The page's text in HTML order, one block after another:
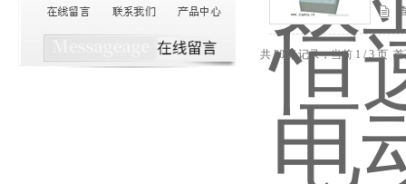
使用
共 30 条记录，当前 1 / 3 页